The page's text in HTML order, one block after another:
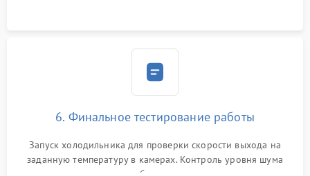
6. Финальное тестирование работы
Запуск холодильника для проверки скорости выхода на
заданную температуру в камерах. Контроль уровня шума